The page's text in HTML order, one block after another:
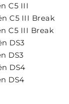
C5 III
C5 III Break
C5 III Break
DS3
DS3
DS4
DS4